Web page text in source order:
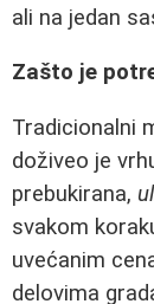
ali na jedan
Zašto je
Tradicionalni
doživeo je
prebukirana,
svakom
uvećanim
delovima